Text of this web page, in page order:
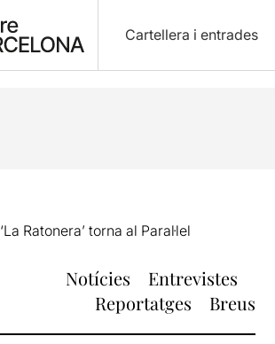
Cartellera i entrades
‘La Ratonera’ torna al Paral·lel
Notícies
Entrevistes
Reportatges
Breus